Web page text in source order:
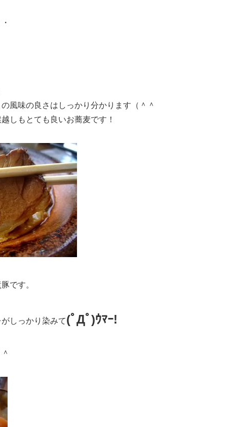
風味の良さはしっかり分かります（＾＾
しもとても良いお蕎麦です！
です。
しっかり染みて(ﾟДﾟ)ｳﾏｰ!